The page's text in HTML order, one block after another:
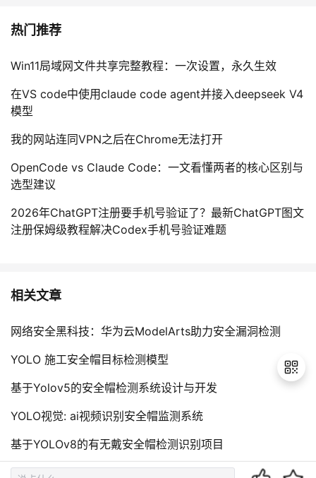
热门推荐
Win11局域网文件共享完整教程：一次设置，永久生效
在VS code中使用claude code agent并接入deepseek V4
模型
我的网站连同VPN之后在Chrome无法打开
OpenCode vs Claude Code：一文看懂两者的核心区别与
选型建议
2026年ChatGPT注册要手机号验证了？最新ChatGPT图文
注册保姆级教程解决Codex手机号验证难题
相关文章
网络安全黑科技：华为云ModelArts助力安全漏洞检测
YOLO 施工安全帽目标检测模型
基于Yolov5的安全帽检测系统设计与开发
YOLO视觉: ai视频识别安全帽监测系统
基于YOLOv8的有无戴安全帽检测识别项目